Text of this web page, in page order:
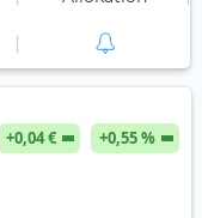
+0,04 €
+0,55 %